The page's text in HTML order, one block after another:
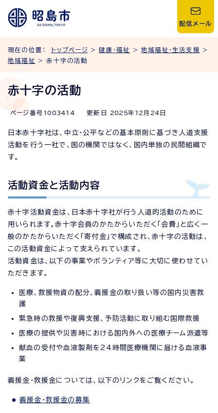
配信メール
現在の位置： トップページ >健康・福祉 >地域福祉・生活支援
>
地域福祉
> 赤十字の活動
赤十字の活動
ページ番号 1003414 更新日 2025年 12 月 24 日
日本赤十字社は、中立・公平などの基本原則に基づき人道支援
活動を行う一社で、国の機関ではなく、国内単独の民間組織で
す。
活動資金と活動内容
赤十字活動資金は、日本赤十字社が行う人道的活動のために
用いられます。赤十字会員のかたからいただく「会費」と広く一
般のかたからいただく「寄付金」で構成され、赤十字の活動は、
この活動資金によって支えられています。
活動資金は、以下の事業やボランティア等に大切に使わせてい
ただきます。
医療、救援物資の配分、義援金の取り扱い等の国内災害救
護
緊急時の救援や復興支援、予防活動に取り組む国際救援
医療の提供や災害時における国内外への医療チーム派遣等
献血の受付や血液製剤を24時間医療機関に届ける血液事
業
義援金・救援金については、以下のリンクをご覧ください。
義援金・救援金の募集